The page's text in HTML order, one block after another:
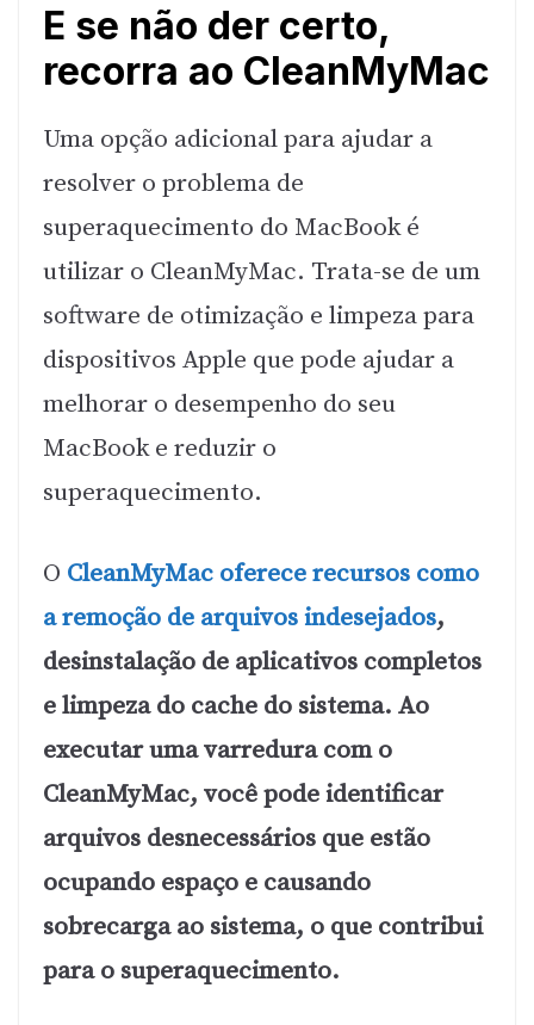
E se não der certo,
recorra ao CleanMyMac
Uma opção adicional para ajudar a
resolver o problema de
superaquecimento do MacBook é
utilizar o CleanMyMac. Trata-se de um
software de otimização e limpeza para
dispositivos Apple que pode ajudar a
melhorar o desempenho do seu
MacBook e reduzir o
superaquecimento.
O CleanMyMac oferece recursos como
a remoção de arquivos indesejados,
desinstalação de aplicativos completos
e limpeza do cache do sistema. Ao
executar uma varredura com o
CleanMyMac, você pode identificar
arquivos desnecessários que estão
ocupando espaço e causando
sobrecarga ao sistema, o que contribui
para o superaquecimento.